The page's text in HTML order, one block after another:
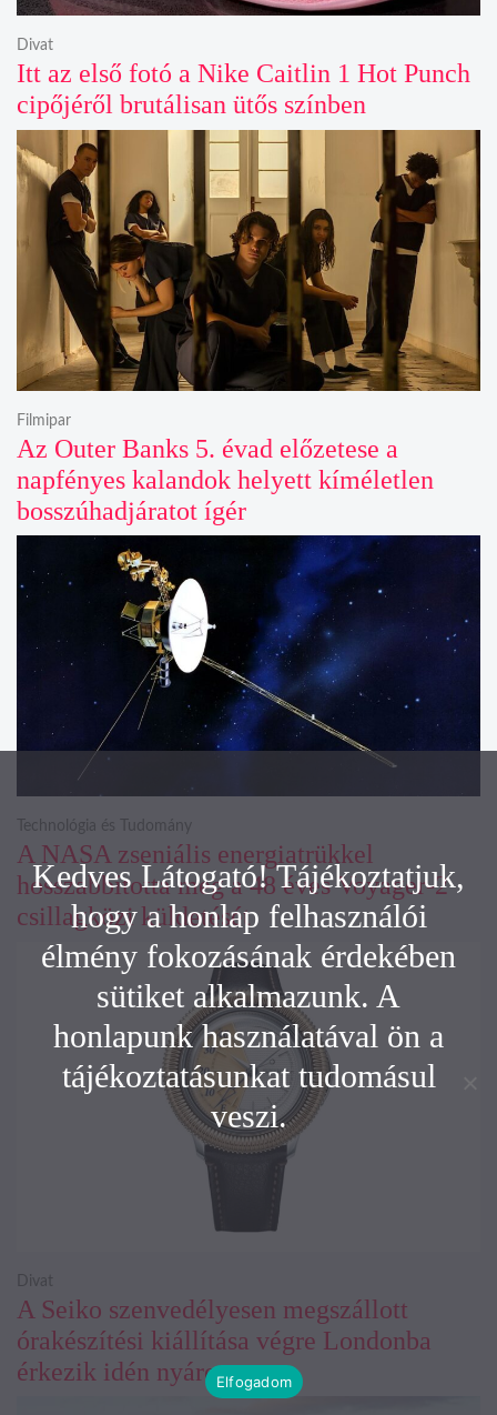
Itt az első fotó a Nike Caitlin 1 Hot Punch
cipőjéről brutálisan ütős színben
Divat
Az Outer Banks 5. évad előzetese a
napfényes kalandok helyett kíméletlen
bosszúhadjáratot ígér
Filmipar
A NASA zseniális energiatrükkel
hosszabbította meg a 48 éves Voyager-2
csillagközi küldetését
Technológia és Tudomány
A Seiko szenvedélyesen megszállott
órakészítési kiállítása végre Londonba
érkezik idén nyáron
Divat
Kedves Látogató! Tájékoztatjuk,
hogy a honlap felhasználói
élmény fokozásának érdekében
sütiket alkalmazunk. A
honlapunk használatával ön a
tájékoztatásunkat tudomásul
veszi.
Elfogadom